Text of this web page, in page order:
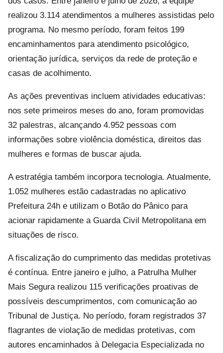
realizou 3.114 atendimentos a mulheres assistidas pelo
programa. No mesmo período, foram feitos 199
encaminhamentos para atendimento psicológico,
orientação jurídica, serviços da rede de proteção e
casas de acolhimento.
As ações preventivas incluem atividades educativas:
nos sete primeiros meses do ano, foram promovidas
32 palestras, alcançando 4.952 pessoas com
informações sobre violência doméstica, direitos das
mulheres e formas de buscar ajuda.
A estratégia também incorpora tecnologia. Atualmente,
1.052 mulheres estão cadastradas no aplicativo
Prefeitura 24h e utilizam o Botão do Pânico para
acionar rapidamente a Guarda Civil Metropolitana em
situações de risco.
A fiscalização do cumprimento das medidas protetivas
é contínua. Entre janeiro e julho, a Patrulha Mulher
Mais Segura realizou 115 verificações proativas de
possíveis descumprimentos, com comunicação ao
Tribunal de Justiça. No período, foram registrados 37
flagrantes de violação de medidas protetivas, com
autores encaminhados à Delegacia Especializada no